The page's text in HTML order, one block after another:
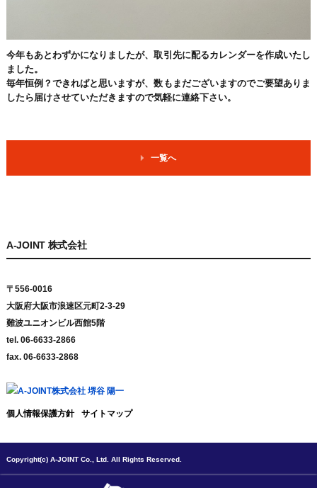
今年もあとわずかになりましたが、取引先に配るカレンダーを作成いたし
ました。
毎年恒例？できればと思いますが、数もまだございますのでご要望ありま
したら届けさせていただきますので気軽に連絡下さい。
一覧へ
A-JOINT 株式会社
〒556-0016
大阪府大阪市浪速区元町2-3-29
難波ユニオンビル西館5階
tel. 06-6633-2866
fax. 06-6633-2868
個人情報保護方針 サイトマップ
Copyright(c) A-JOINT Co., Ltd. All Rights Reserved.